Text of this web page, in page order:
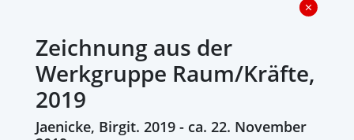
Zeichnung aus der
Werkgruppe Raum/Kräfte,
2019
Jaenicke, Birgit. 2019 - ca. 22. November